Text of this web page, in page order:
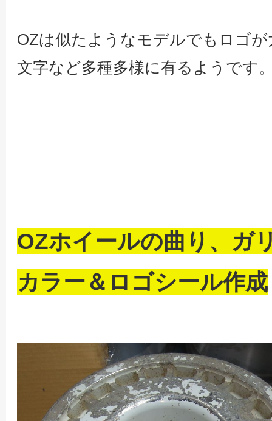
OZは似たようなモデルでもロゴ
文字など多種多様に有るようです
OZホイールの曲り、ガ
カラー＆ロゴシール作成